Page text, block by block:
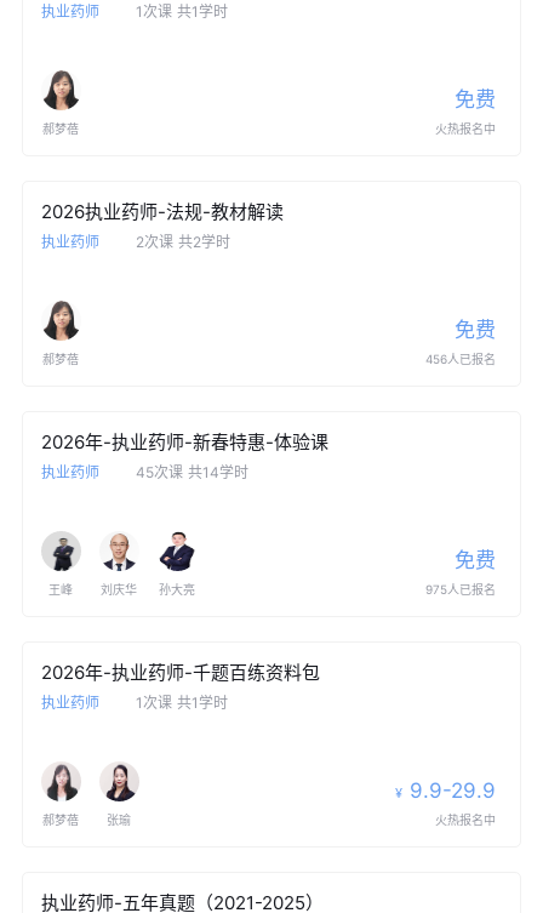
执业药师 1次课 共1学时
郝梦蓓
免费
火热报名中
2026执业药师-法规-教材解读
执业药师 2次课 共2学时
郝梦蓓
免费
456人已报名
2026年-执业药师-新春特惠-体验课
执业药师 45次课 共14学时
王峰 刘庆华 孙大亮
免费
975人已报名
2026年-执业药师-千题百练资料包
执业药师 1次课 共1学时
郝梦蓓 张瑜
¥ 9.9-29.9
火热报名中
执业药师-五年真题（2021-2025）